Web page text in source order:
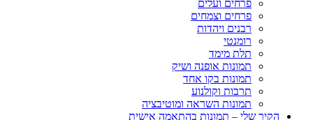
פרחים ועלים
פרחים וצמחים
רבנים ויהדות
רומנטי
תלת מימד
תמונות אופנה ושיק
תמונות בקו אחד
תרבות וקולנוע
תמונות השראה ומוטיבציה
הקיר שלי – תמונות בהתאמה אישית